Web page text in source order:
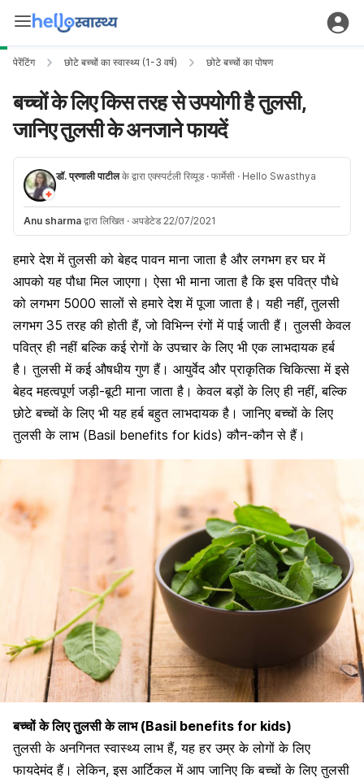
पेरेंटिंग छोटे बच्चों का स्वास्थ्य (1-3 वर्ष) छोटे बच्चों का पोषण
बच्चों के लिए किस तरह से उपयोगी है तुलसी,
जानिए तुलसी के अनजाने फायदें
डॉ. प्रणाली पाटीलके द्वारा एक्स्पर्टली रिव्यूड · फार्मेसी · Hello Swasthya
Anu sharma द्वारा लिखित · अपडेटेड 22/07/2021
हमारे देश में तुलसी को बेहद पावन माना जाता है और लगभग हर घर में
आपको यह पौधा मिल जाएगा। ऐसा भी माना जाता है कि इस पवित्र पौधे
को लगभग 5000 सालों से हमारे देश में पूजा जाता है। यही नहीं, तुलसी
लगभग 35 तरह की होती हैं, जो विभिन्न रंगों में पाई जाती हैं। तुलसी केवल
पवित्र ही नहीं बल्कि कई रोगों के उपचार के लिए भी एक लाभदायक हर्ब
है। तुलसी में कई औषधीय गुण हैं। आयुर्वेद और प्राकृतिक चिकित्सा में इसे
बेहद महत्वपूर्ण जड़ी-बूटी माना जाता है। केवल बड़ों के लिए ही नहीं, बल्कि
छोटे बच्चों के लिए भी यह हर्ब बहुत लाभदायक है। जानिए बच्चों के लिए
तुलसी के लाभ (Basil benefits for kids)कौन-कौन से हैं।
बच्चों के लिए तुलसी के लाभ (Basil benefits for kids)
तुलसी के अनगिनतस्वास्थ्य लाभ हैं, यह हर उम्र के लोगों के लिए
फायदेमंद हैं। लेकिन, इस आर्टिकल में आप जानिए कि बच्चों के लिए तुलसी